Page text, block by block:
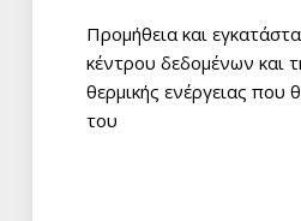
Προμήθεια και
κέντρου δεδομένων και
θερμικής ενέργειας
του